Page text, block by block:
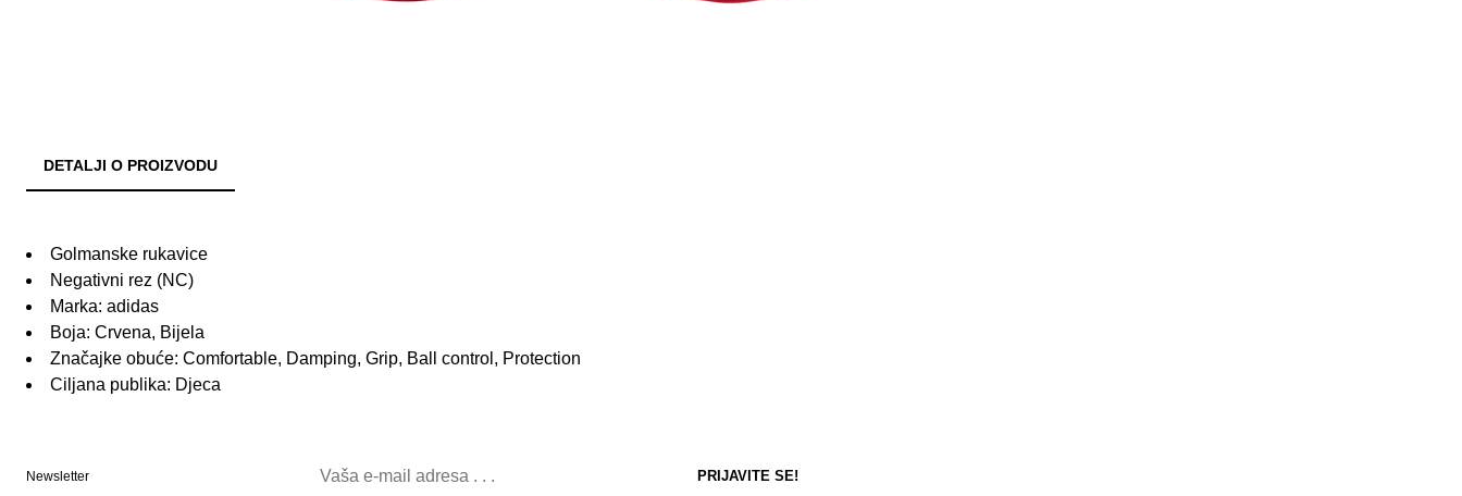
DETALJI O PROIZVODU
Golmanske rukavice
Negativni rez (NC)
Marka: adidas
Boja: Crvena, Bijela
Značajke obuće: Comfortable, Damping, Grip, Ball control, Protection
Ciljana publika: Djeca
Newsletter